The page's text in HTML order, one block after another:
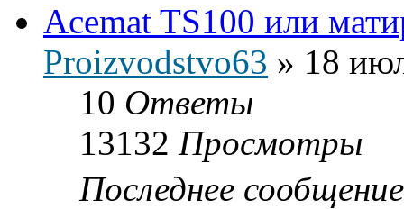
Acemat TS100 или
Proizvodstvo63 » 18
10 Ответы
13132 Просмотры
Последнее